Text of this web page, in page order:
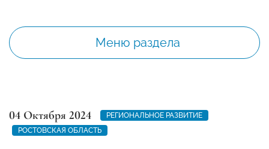
Меню раздела
04 Октября 2024
РЕГИОНАЛЬНОЕ РАЗВИТИЕ
РОСТОВСКАЯ ОБЛАСТЬ